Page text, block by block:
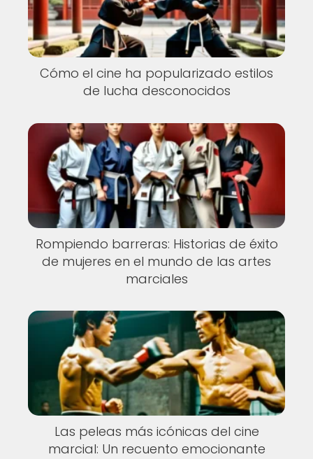
Cómo el cine ha popularizado estilos
de lucha desconocidos
Rompiendo barreras: Historias de éxito
de mujeres en el mundo de las artes
marciales
Las peleas más icónicas del cine
marcial: Un recuento emocionante